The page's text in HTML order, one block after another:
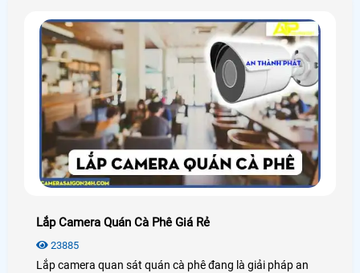
Lắp Camera Quán Cà Phê Giá Rẻ
23885
Lắp camera quan sát quán cà phê đang là giải pháp an